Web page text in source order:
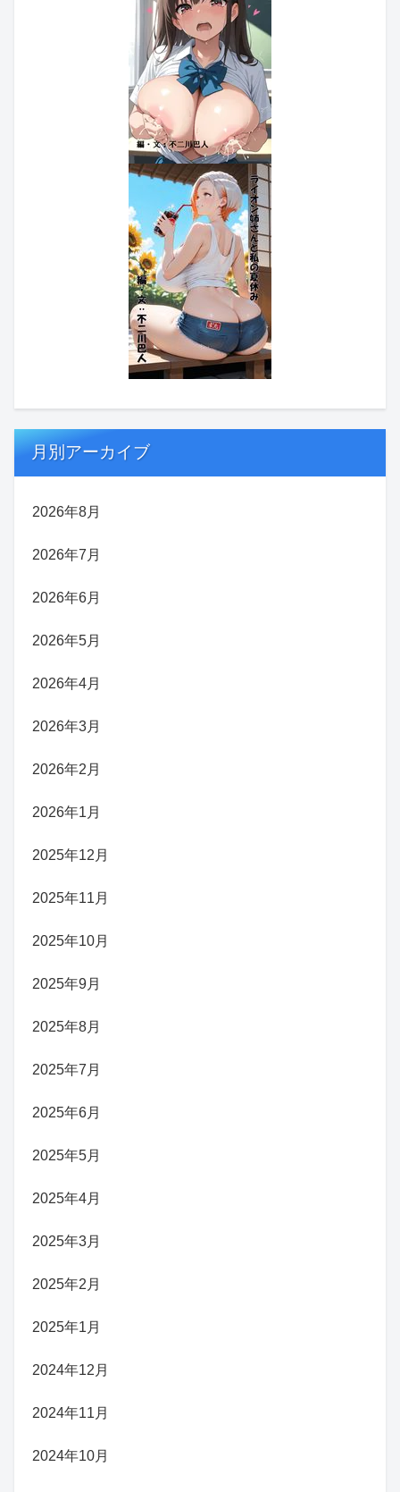
月別アーカイブ
2026年8月
2026年7月
2026年6月
2026年5月
2026年4月
2026年3月
2026年2月
2026年1月
2025年12月
2025年11月
2025年10月
2025年9月
2025年8月
2025年7月
2025年6月
2025年5月
2025年4月
2025年3月
2025年2月
2025年1月
2024年12月
2024年11月
2024年10月